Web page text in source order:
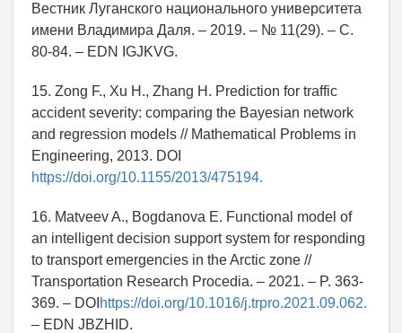
Вестник Луганского национального университета
имени Владимира Даля. – 2019. – № 11(29). – С.
80-84. – EDN IGJKVG.
15. Zong F., Xu H., Zhang H. Prediction for traffic
accident severity: comparing the Bayesian network
and regression models // Mathematical Problems in
Engineering, 2013. DOI
https://doi.org/10.1155/2013/475194.
16. Matveev A., Bogdanova E. Functional model of
an intelligent decision support system for responding
to transport emergencies in the Arctic zone //
Transportation Research Procedia. – 2021. – P. 363-
369. – DOI https://doi.org/10.1016/j.trpro.2021.09.062.
– EDN JBZHID.